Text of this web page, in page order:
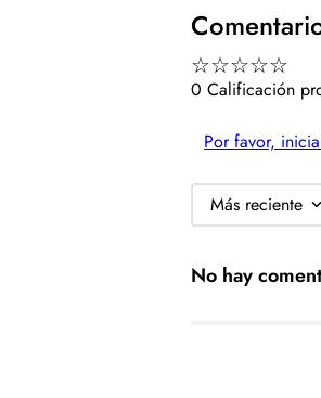
☆☆☆☆☆
0 Calificación
Por favor,
Más reciente
No hay